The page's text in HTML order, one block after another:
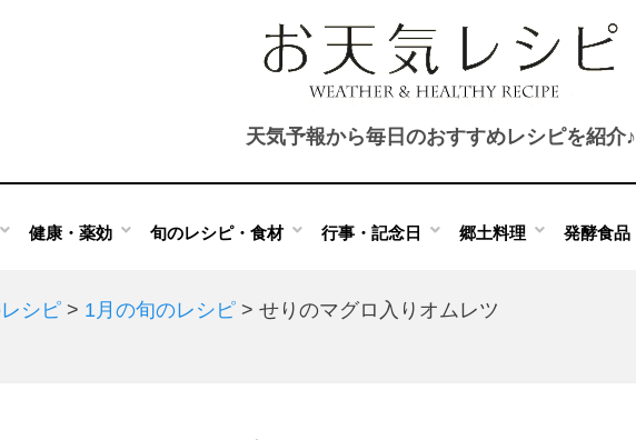
天気予報から毎日のおすすめレシピを紹介♪
健康・薬効 旬のレシピ・食材 行事・記念日 郷土料理 発酵食品
シピ > 1月の旬のレシピ > せりのマグロ入りオムレツ